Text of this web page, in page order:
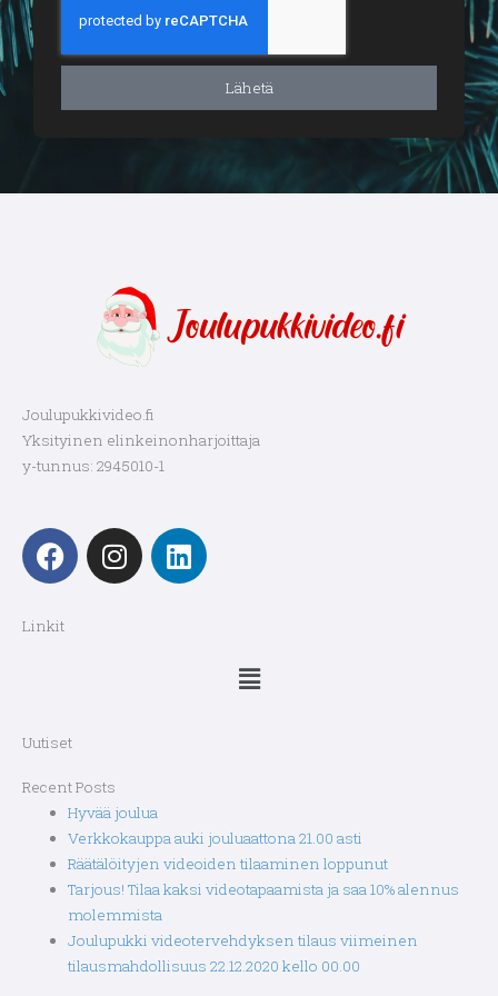
Lähetä
Joulupukkivideo.fi
Yksityinen elinkeinonharjoittaja
y-tunnus: 2945010-1
F
a
e
k
I
n
L
i
Linkit
Menu
Uutiset
Recent Posts
Hyvää joulua
Verkkokauppa auki jouluaattona 21.00 asti
Räätälöityjen videoiden tilaaminen loppunut
Tarjous! Tilaa kaksi videotapaamista ja saa 10% alennus
molemmista
Joulupukki videotervehdyksen tilaus viimeinen
tilausmahdollisuus 22.12.2020 kello 00.00